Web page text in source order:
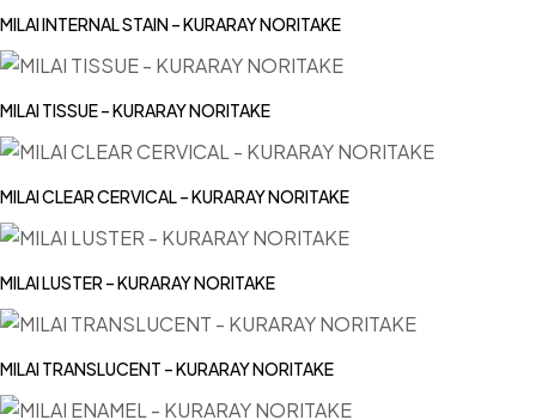
MILAI INTERNAL STAIN – KURARAY NORITAKE
MILAI TISSUE – KURARAY NORITAKE
MILAI CLEAR CERVICAL – KURARAY NORITAKE
MILAI LUSTER – KURARAY NORITAKE
MILAI TRANSLUCENT – KURARAY NORITAKE